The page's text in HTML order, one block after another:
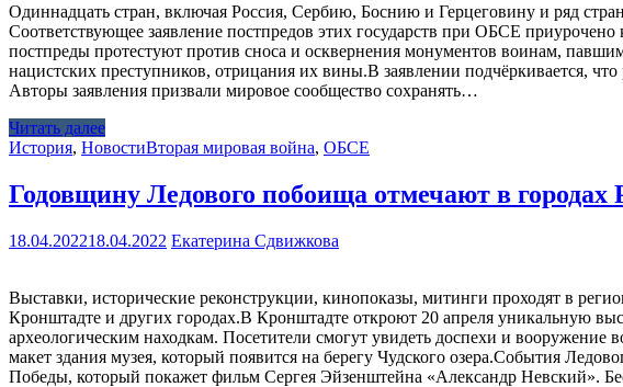
Одиннадцать стран, включая Россия, Сербию, Боснию и Герцеговину и ряд
Соответствующее заявление постпредов этих государств при ОБСЕ
постпреды протестуют против сноса и осквернения монументов воинам,
нацистских преступников, отрицания их вины.В заявлении подчёркивается,
Авторы заявления призвали мировое сообщество сохранять…
Читать далее
История, НовостиВторая мировая война, ОБСЕ
Годовщину Ледового побоища отмечают в городах
18.04.202218.04.2022 Екатерина Сдвижкова
Выставки, исторические реконструкции, кинопоказы, митинги проходят в
Кронштадте и других городах.В Кронштадте откроют 20 апреля уникальную
археологическим находкам. Посетители смогут увидеть доспехи и
макет здания музея, который появится на берегу Чудского озера.События
Победы, который покажет фильм Сергея Эйзенштейна «Александр Невский».